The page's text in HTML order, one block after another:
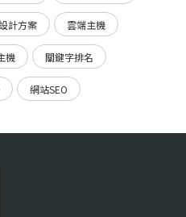
計方案 雲端主機
機 關鍵字排名
網站SEO